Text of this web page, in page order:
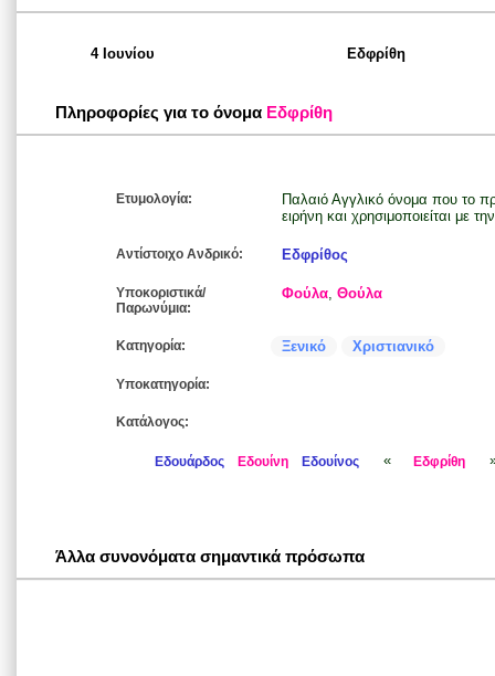
4 Ιουνίου Εδφρίθη
Πληροφορίες για το όνομα Εδφρίθη
Ετυμολογία:
Παλαιό Αγγλικό όνομα που το
ειρήνη και χρησιμοποιείται με
Αντίστοιχο Ανδρικό: Εδφρίθος
Υποκοριστικά/
Παρωνύμια:
Φούλα, Θούλα
Κατηγορία: Ξενικό Χριστιανικό
Υποκατηγορία:
Κατάλογος:
Εδουάρδος Εδουίνη Εδουίνος « Εδφρίθη
Άλλα συνονόματα σημαντικά πρόσωπα